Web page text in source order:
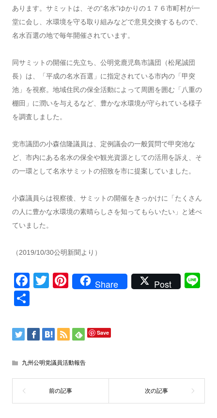
あります。サミットは、その“名水”ゆかりの１７６市町村が一
堂に会し、水環境を守る取り組みなどで意見交換するもので、
名水百選の地で毎年開催されています。
同サミットの開催に先立ち、公明党鹿児島市議団（松尾誠団
長）は、「平成の名水百選」に指定されている市内の「甲突
池」を視察。地域住民の保全活動によって周囲を囲む「八重の
棚田」に潤いを与えるなど、豊かな水環境が守られている様子
を調査しました。
党市議団の小森信隆議員は、定例議会の一般質問で甲突池な
ど、市内にある名水の保全や観光資源としての活用を訴え、そ
の一環として名水サミットの招致を市に提案していました。
小森議員らは視察後、サミットの開催をきっかけに「たくさん
の人に豊かな水環境の素晴らしさを知ってもらいたい」と述べ
ていました。
（2019/10/30公明新聞より）
Facebook
TwitterPinterest
Share Post
Save
九州公明党議員活動報告